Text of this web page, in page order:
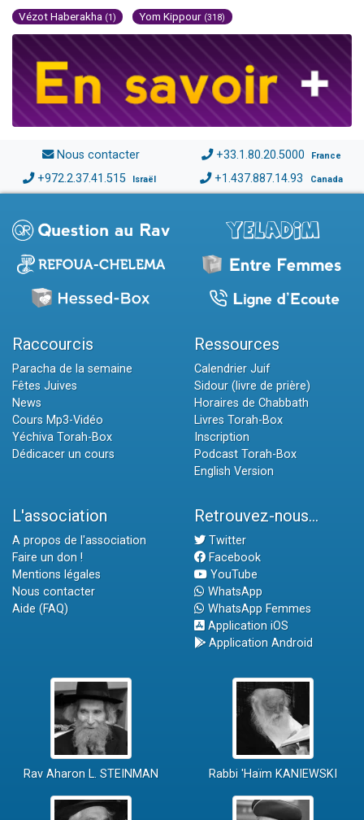
Vézot Haberakha (1) Yom Kippour (318)
Nous contacter +33.1.80.20.5000 France
+972.2.37.41.515 Israël +1.437.887.14.93 Canada
Raccourcis
Paracha de la semaine
Fêtes Juives
News
Cours Mp3-Vidéo
Yéchiva Torah-Box
Dédicacer un cours
Ressources
Calendrier Juif
Sidour (livre de prière)
Horaires de Chabbath
Livres Torah-Box
Inscription
Podcast Torah-Box
English Version
L'association
A propos de l'association
Faire un don !
Mentions légales
Nous contacter
Aide (FAQ)
Retrouvez-nous...
Twitter
Facebook
YouTube
WhatsApp
WhatsApp Femmes
Application iOS
Application Android
Rav Aharon L. STEINMAN Rabbi 'Haïm KANIEWSKI